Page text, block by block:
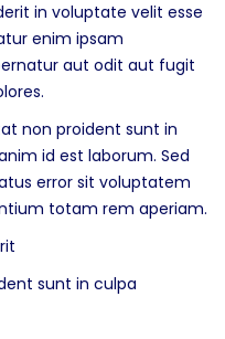
in voluptate velit esse
enim ipsam
aut odit aut fugit
non proident sunt in
id est laborum. Sed
error sit voluptatem
totam rem aperiam.
sunt in culpa